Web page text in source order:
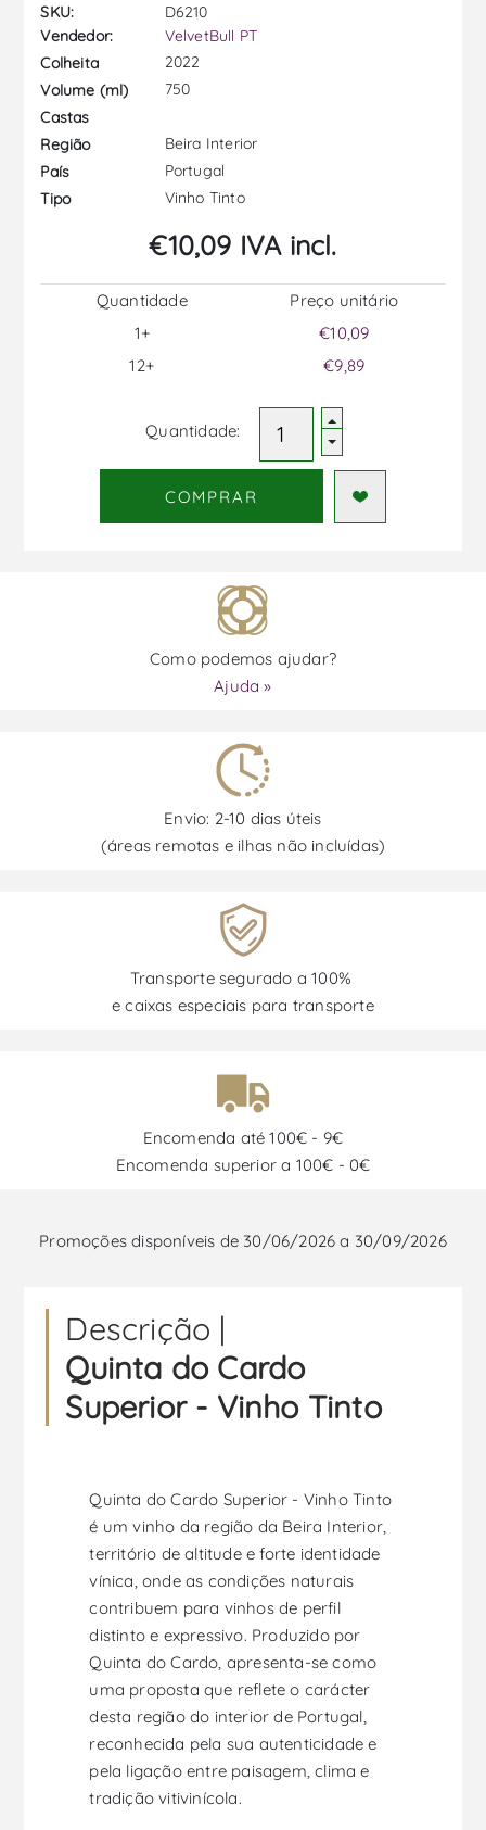
SKU:
D6210
Vendedor:
VelvetBull PT
Colheita
2022
Volume (ml)
750
Castas
Região
Beira Interior
País
Portugal
Tipo
Vinho Tinto
€10,09 IVA incl.
Quantidade
1+
12+
Preço unitário
€10,09
€9,89
Quantidade:
COMPRAR
Como podemos ajudar?
Ajuda »
Envio: 2-10 dias úteis
(áreas remotas e ilhas não incluídas)
Transporte segurado a 100%
e caixas especiais para transporte
Encomenda até 100€ - 9€
Encomenda superior a 100€ - 0€
Promoções disponíveis de 30/06/2026 a 30/09/2026
Descrição |
Quinta do Cardo
Superior - Vinho Tinto
Quinta do Cardo Superior - Vinho Tinto
é um vinho da região da Beira Interior,
território de altitude e forte identidade
vínica, onde as condições naturais
contribuem para vinhos de perfil
distinto e expressivo. Produzido por
Quinta do Cardo, apresenta-se como
uma proposta que reflete o carácter
desta região do interior de Portugal,
reconhecida pela sua autenticidade e
pela ligação entre paisagem, clima e
tradição vitivinícola.